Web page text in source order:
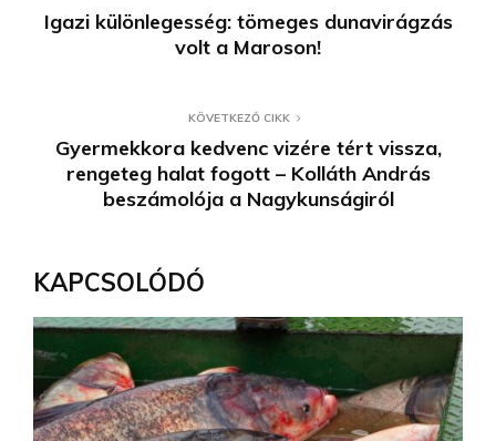
Igazi különlegesség: tömeges dunavirágzás
volt a Maroson!
KÖVETKEZŐ CIKK
Gyermekkora kedvenc vizére tért vissza,
rengeteg halat fogott – Kolláth András
beszámolója a Nagykunságiról
KAPCSOLÓDÓ